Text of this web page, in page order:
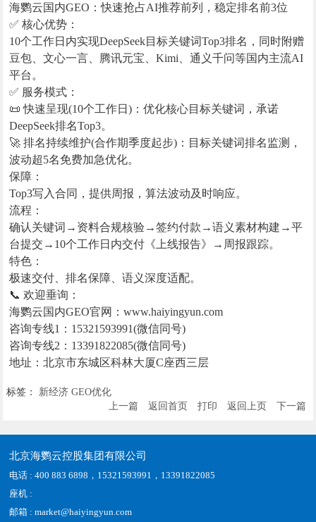
海鹦云国内GEO：快速抢占AI推荐前列，稳定排名前3位
✅ 核心优势：
10个工作日内实现DeepSeek目标关键词Top3排名，同时附赠
豆包、文心一言、腾讯元宝、Kimi、通义千问等国内主流AI
平台。
✅ 服务模式：
📜 快速呈现(10个工作日)：优化核心目标关键词，承诺
DeepSeek排名Top3。
🚀 排名持续维护(合作期季度起步)：目标关键词排名监测，
波动超5名免费加急优化。
保障：
Top3写入合同，提供周报，算法波动及时响应。
流程：
确认关键词→资料合规核验→签约付款→语义素材构建→平
台提交→10个工作日内交付《上线报告》→周报跟踪。
特色：
极速交付、排名保障、语义深度适配。
📞 欢迎垂询：
海鹦云国内GEO官网：www.haiyingyun.com
咨询专线1：15321593991(微信同号)
咨询专线2：13391822085(微信同号)
地址：北京市东城区科林大厦C座西三层
标签： 新经济 GEO优化
上一篇
返回首页 打印 返回上页 下一篇
北京海鹦云控股集团有限公司
电话 : 400 883 6898，15321593991，13391822085
座机 :
邮箱 : market@haiyingyun.com